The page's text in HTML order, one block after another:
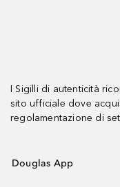
I Sigilli di autenticità
sito ufficiale dove
regolamentazione di
Douglas App